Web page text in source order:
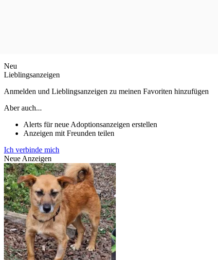
Neu
Lieblingsanzeigen
Anmelden und Lieblingsanzeigen zu meinen Favoriten hinzufügen
Aber auch...
Alerts für neue Adoptionsanzeigen erstellen
Anzeigen mit Freunden teilen
Ich verbinde mich
Neue Anzeigen